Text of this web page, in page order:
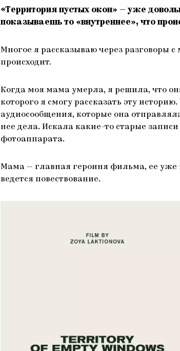
«Территория пустых окон» — уже
показываешь то «внутреннее», что
Многое я рассказываю через разговоры
происходит.
Когда моя мама умерла, я решила, что
которого я смогу рассказать эту
аудиосообщения, которые она
нее дела. Искала какие-то старые
фотоаппарата.
Мама — главная героиня фильма, ее уже
ведется повествование.